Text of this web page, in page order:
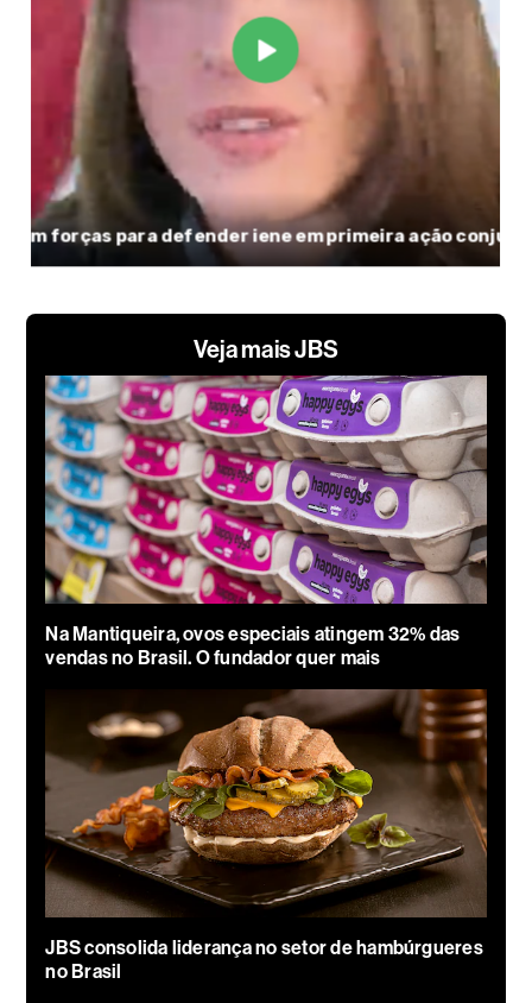
Veja mais JBS
Na Mantiqueira, ovos especiais atingem 32% das
vendas no Brasil. O fundador quer mais
JBS consolida liderança no setor de hambúrgueres
no Brasil